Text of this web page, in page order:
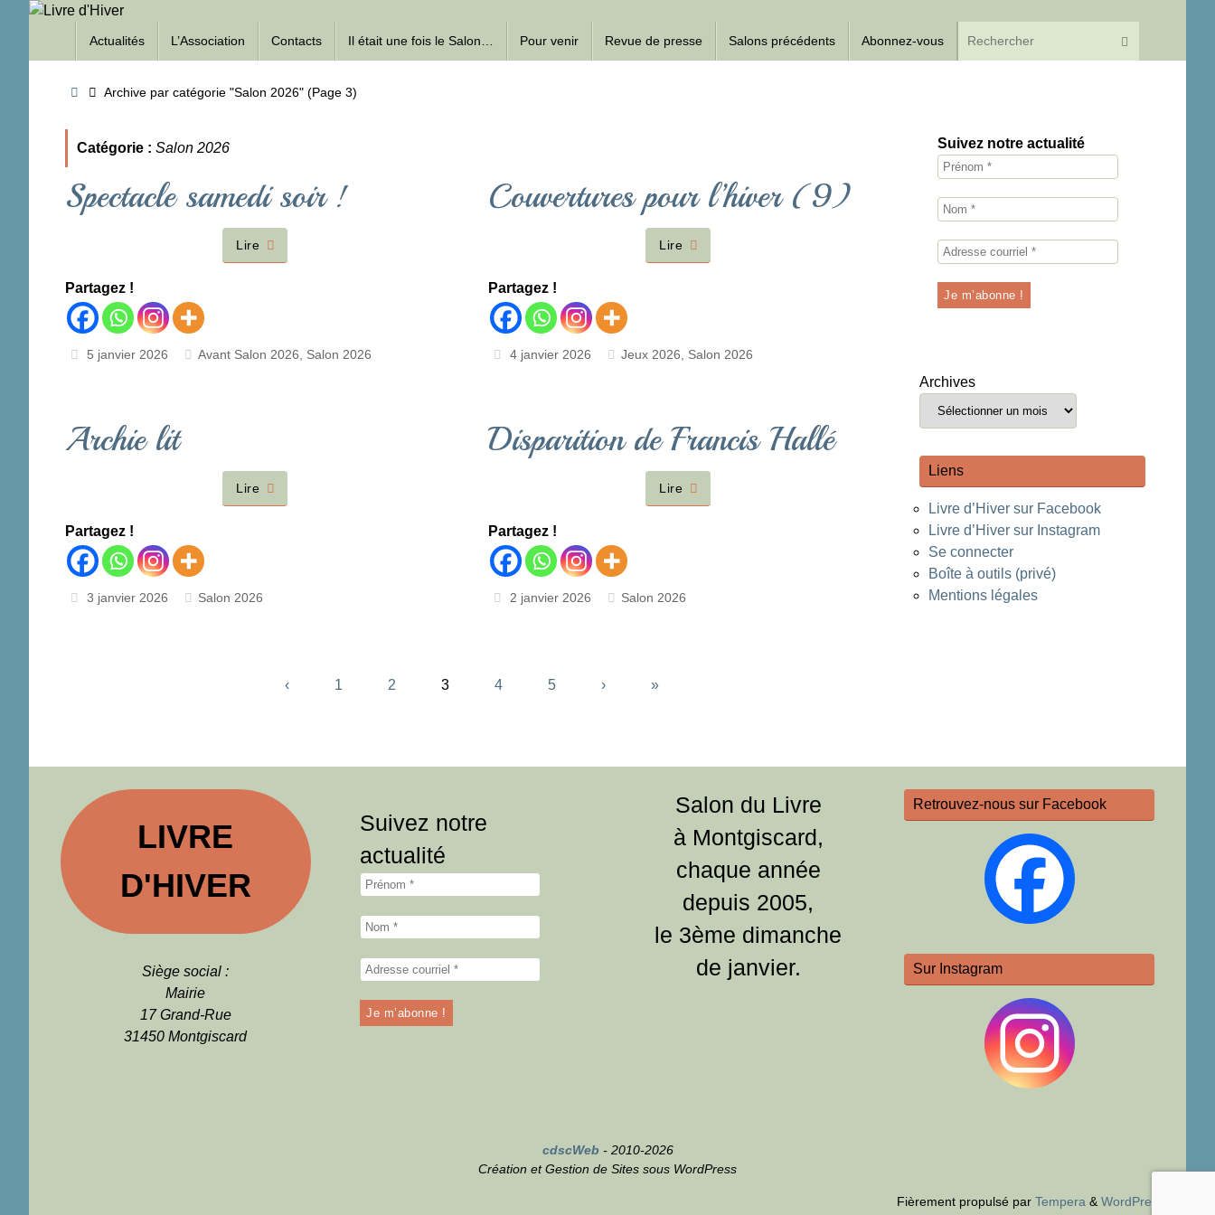
Passer
Actualités L’Association Contacts Il était une fois le Salon… Pour venir Revue de presse Salons précédents Abonnez-vous Rechercher
Accueil
Archive par catégorie "Salon 2026" (Page 3)
Catégorie : Salon 2026
Spectacle samedi soir !
Lire
Partagez !
5 janvier 2026 Avant Salon 2026 Salon 2026
Couvertures pour l’hiver (9)
Lire
Partagez !
4 janvier 2026 Jeux 2026 Salon 2026
Archie lit
Lire
Partagez !
3 janvier 2026 Salon 2026
Disparition de Francis Hallé
Lire
Partagez !
2 janvier 2026 Salon 2026
‹ 1 2 3 4 5 › »
Suivez notre actualité
Archives
Liens
Livre d’Hiver sur Facebook
Livre d’Hiver sur Instagram
Se connecter
Boîte à outils (privé)
Mentions légales
LIVRE
D'HIVER
Siège social :
Mairie
17 Grand-Rue
31450 Montgiscard
Suivez notre
actualité
Salon du Livre
à Montgiscard,
chaque année
depuis 2005,
le 3ème dimanche
de janvier.
Retrouvez-nous sur Facebook
Sur Instagram
cdscWeb - 2010-2026
Création et Gestion de Sites sous WordPress
Fièrement propulsé par Tempera & WordPress.